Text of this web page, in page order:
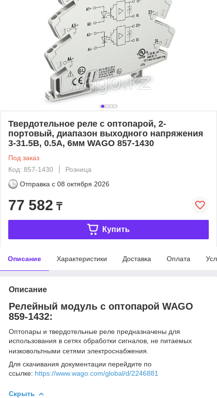
Твердотельное реле с оптопарой, 2-
портовый, диапазон выходного напряжения
3-31.5В, 0.5А, 6мм WAGO 857-1430
Под заказ
Код: 857-1430
Розница
Отправка с 08 октября 2026
77 582 ₸
Купить
Описание Характеристики Доставка Оплата
Описание
Релейный модуль с оптопарой WAGO
859-1432:
Оптопары и твердотельные реле предназначены для
использования в сетях обработки сигналов, не питаемых
низковольтными сетями электроснабжения.
Для скачивания документации перейдите по
ссылке: https://www.wago.com/global/d/2246881
Скрыть